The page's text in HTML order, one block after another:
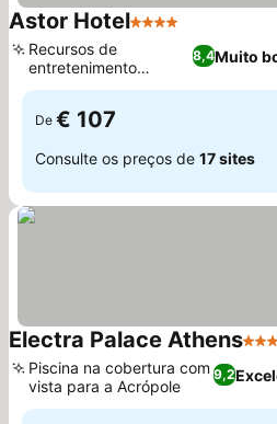
Astor Hotel4 Estrelas
8,4Muito
Recursos de
entretenimento
inteligentes
De € 107
Consulte os preços de 17 sites
Electra Palace Athens5
9,2
Piscina na cobertura com
vista para a Acrópole